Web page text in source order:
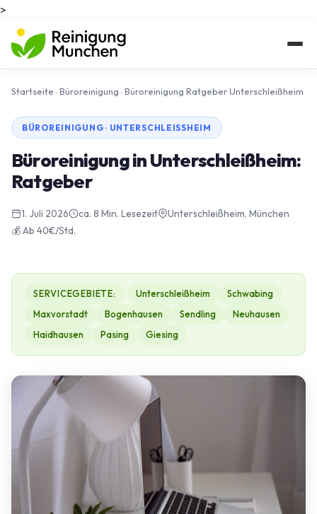
>
Startseite ›Büroreinigung ›Büroreinigung Ratgeber Unterschleißheim
BÜROREINIGUNG · UNTERSCHLEISSHEIM
Büroreinigung in Unterschleißheim:
Ratgeber
1. Juli 2026 ca. 8 Min. Lesezeit
Unterschleißheim, München
💰 Ab 40€/Std.
SERVICEGEBIETE: Unterschleißheim
Schwabing
Maxvorstadt
Bogenhausen Sendling
Neuhausen
Haidhausen
Pasing Giesing